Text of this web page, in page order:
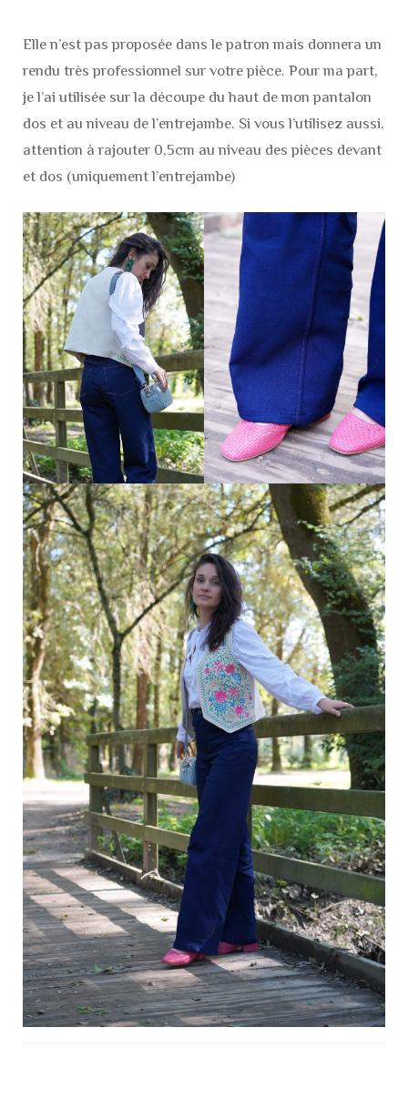
Elle n’est pas proposée dans le patron mais donnera un
rendu très professionnel sur votre pièce. Pour ma part,
je l’ai utilisée sur la découpe du haut de mon pantalon
dos et au niveau de l’entrejambe. Si vous l’utilisez aussi,
attention à rajouter 0,5cm au niveau des pièces devant
et dos (uniquement l’entrejambe)